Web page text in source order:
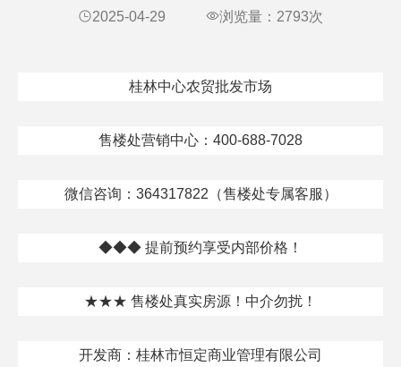
2025-04-29 浏览量： 2793次
桂林中心农贸批发市场
售楼处营销中心：400-688-7028
微信咨询：364317822（售楼处专属客服）
◆◆◆ 提前预约享受内部价格！
★★★ 售楼处真实房源！中介勿扰！
开发商：桂林市恒定商业管理有限公司